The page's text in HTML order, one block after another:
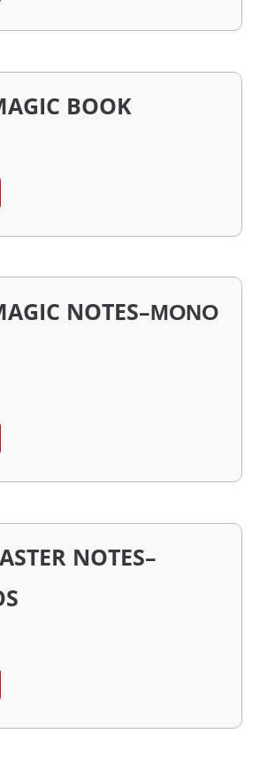
BOOK
NOTES–ΜΟΝΟ
NOTES–